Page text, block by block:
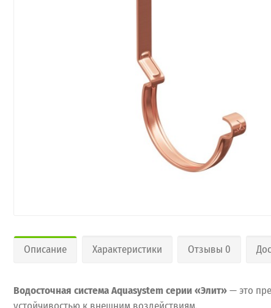
Описание Характеристики Отзывы 0
Водосточная система Aquasystem серии «Элит»— это